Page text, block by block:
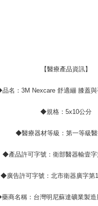
【醫療產品資訊】
名：3M Nexcare 舒適繃 膝蓋
◆規格：5x10公分
◆醫療器材等級：第一等級
◆產品許可字號：衛部醫器輸壹字
◆廣告許可字號：北市衛器廣字第
商名稱：台灣明尼蘇達礦業製造